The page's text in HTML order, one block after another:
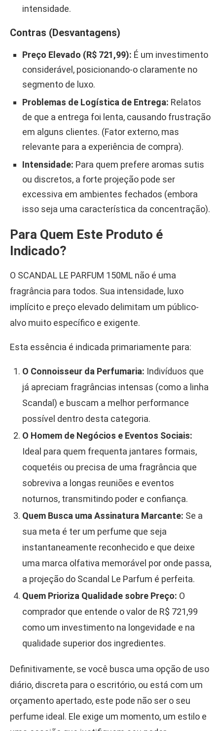
intensidade.
Contras (Desvantagens)
Preço Elevado (R$ 721,99): É um investimento
considerável, posicionando-o claramente no
segmento de luxo.
Problemas de Logística de Entrega: Relatos
de que a entrega foi lenta, causando frustração
em alguns clientes. (Fator externo, mas
relevante para a experiência de compra).
Intensidade: Para quem prefere aromas sutis
ou discretos, a forte projeção pode ser
excessiva em ambientes fechados (embora
isso seja uma característica da concentração).
Para Quem Este Produto é
Indicado?
O SCANDAL LE PARFUM 150ML não é uma
fragrância para todos. Sua intensidade, luxo
implícito e preço elevado delimitam um público-
alvo muito específico e exigente.
Esta essência é indicada primariamente para:
O Connoisseur da Perfumaria: Indivíduos que
já apreciam fragrâncias intensas (como a linha
Scandal) e buscam a melhor performance
possível dentro desta categoria.
O Homem de Negócios e Eventos Sociais:
Ideal para quem frequenta jantares formais,
coquetéis ou precisa de uma fragrância que
sobreviva a longas reuniões e eventos
noturnos, transmitindo poder e confiança.
Quem Busca uma Assinatura Marcante: Se a
sua meta é ter um perfume que seja
instantaneamente reconhecido e que deixe
uma marca olfativa memorável por onde passa,
a projeção do Scandal Le Parfum é perfeita.
Quem Prioriza Qualidade sobre Preço: O
comprador que entende o valor de R$ 721,99
como um investimento na longevidade e na
qualidade superior dos ingredientes.
Definitivamente, se você busca uma opção de uso
diário, discreta para o escritório, ou está com um
orçamento apertado, este pode não ser o seu
perfume ideal. Ele exige um momento, um estilo e